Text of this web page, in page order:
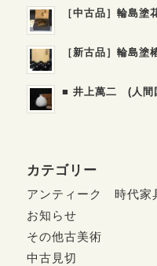
［中古品］輪島
［新古品］輪島
■ 井上萬二 (人間
カテゴリー
アンティーク 時代家
お知らせ
その他古美術
中古見切